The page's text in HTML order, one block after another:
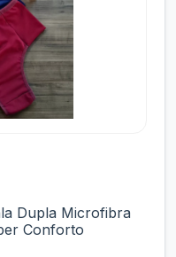
Dupla Microfibra
Conforto